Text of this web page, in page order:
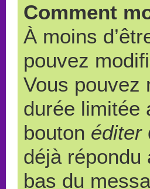
Comment
À moins
pouvez
Vous pouvez
durée limitée
bouton éditer
déjà répondu
bas du